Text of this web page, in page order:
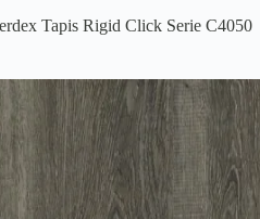
Tapis Rigid Click Serie C4050